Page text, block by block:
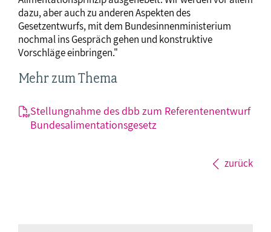
dazu, aber auch zu anderen Aspekten des
Gesetzentwurfs, mit dem Bundesinnenministerium
nochmal ins Gespräch gehen und konstruktive
Vorschläge einbringen."
Mehr zum Thema
Stellungnahme des dbb zum Referentenentwurf
Bundesalimentationsgesetz
zurück